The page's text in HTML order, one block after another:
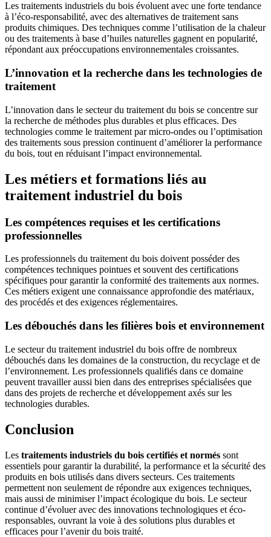
Les traitements industriels du bois évoluent avec une forte tendance
à l’éco-responsabilité, avec des alternatives de traitement sans
produits chimiques. Des techniques comme l’utilisation de la chaleur
ou des traitements à base d’huiles naturelles gagnent en popularité,
répondant aux préoccupations environnementales croissantes.
L’innovation et la recherche dans les technologies de
traitement
L’innovation dans le secteur du traitement du bois se concentre sur
la recherche de méthodes plus durables et plus efficaces. Des
technologies comme le traitement par micro-ondes ou l’optimisation
des traitements sous pression continuent d’améliorer la performance
du bois, tout en réduisant l’impact environnemental.
Les métiers et formations liés au
traitement industriel du bois
Les compétences requises et les certifications
professionnelles
Les professionnels du traitement du bois doivent posséder des
compétences techniques pointues et souvent des certifications
spécifiques pour garantir la conformité des traitements aux normes.
Ces métiers exigent une connaissance approfondie des matériaux,
des procédés et des exigences réglementaires.
Les débouchés dans les filières bois et environnement
Le secteur du traitement industriel du bois offre de nombreux
débouchés dans les domaines de la construction, du recyclage et de
l’environnement. Les professionnels qualifiés dans ce domaine
peuvent travailler aussi bien dans des entreprises spécialisées que
dans des projets de recherche et développement axés sur les
technologies durables.
Conclusion
Les traitements industriels du bois certifiés et normés sont
essentiels pour garantir la durabilité, la performance et la sécurité des
produits en bois utilisés dans divers secteurs. Ces traitements
permettent non seulement de répondre aux exigences techniques,
mais aussi de minimiser l’impact écologique du bois. Le secteur
continue d’évoluer avec des innovations technologiques et éco-
responsables, ouvrant la voie à des solutions plus durables et
efficaces pour l’avenir du bois traité.